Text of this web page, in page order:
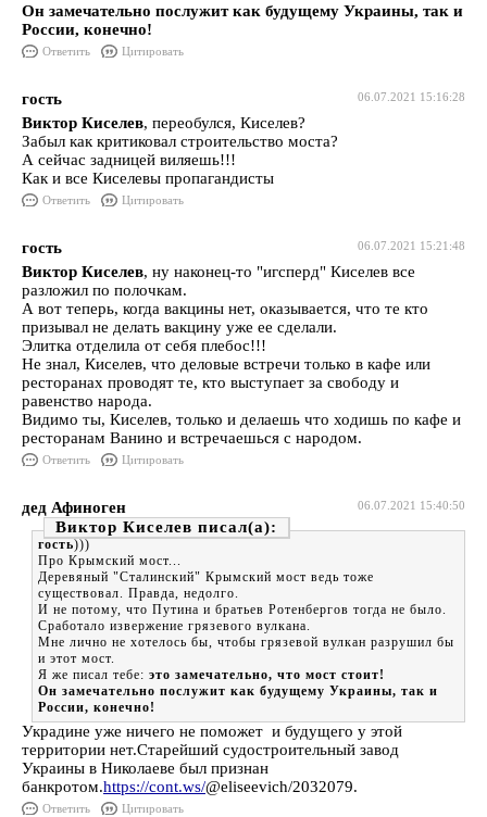
Он замечательно послужит как будущему Украины, так и
России, конечно!
Ответить Цитировать
06.07.2021 15:16:28
гость
Виктор Киселев, переобулся, Киселев?
Забыл как критиковал строительство моста?
А сейчас задницей виляешь!!!
Как и все Киселевы пропагандисты
Ответить Цитировать
06.07.2021 15:21:48
гость
Виктор Киселев, ну наконец-то "игсперд" Киселев все
разложил по полочкам.
А вот теперь, когда вакцины нет, оказывается, что те кто
призывал не делать вакцину уже ее сделали.
Элитка отделила от себя плебос!!!
Не знал, Киселев, что деловые встречи только в кафе или
ресторанах проводят те, кто выступает за свободу и
равенство народа.
Видимо ты, Киселев, только и делаешь что ходишь по кафе и
ресторанам Ванино и встречаешься с народом.
Ответить Цитировать
06.07.2021 15:40:50
дед Афиноген
Виктор Киселев
гость)))
Про Крымский мост...
Деревяный "Сталинский" Крымский мост ведь тоже
существовал. Правда, недолго.
И не потому, что Путина и братьев Ротенбергов тогда не было.
Сработало извержение грязевого вулкана.
Мне лично не хотелось бы, чтобы грязевой вулкан разрушил бы
и этот мост.
Я же писал тебе: это замечательно, что мост стоит!
Он замечательно послужит как будущему Украины, так и
России, конечно!
Украдине уже ничего не поможет и будущего у этой
территории нет.Старейший судостроительный завод
Украины в Николаеве был признан
банкротом.https://cont.ws/@eliseevich/2032079.
Ответить Цитировать